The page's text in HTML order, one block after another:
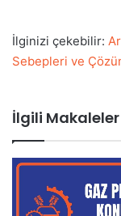
İlginizi çekebilir:
Sebepleri ve
İlgili Makaleler